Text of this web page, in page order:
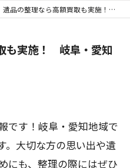
遺品の整理なら高額買取も実施！ 岐阜・愛知で対応しています
も実施！ 岐阜・愛知
です！岐阜・愛知地域で
。大切な方の思い出や遺
にも、整理の際にはぜひ